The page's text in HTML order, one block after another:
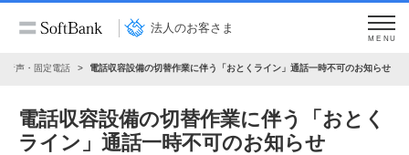
法人のお客さま
MENU
音声・固定電話 電話収容設備の切替作業に伴う「おとくライン」通話一時不可のお知らせ
電話収容設備の切替作業に伴う「おとく
ライン」通話一時不可のお知らせ